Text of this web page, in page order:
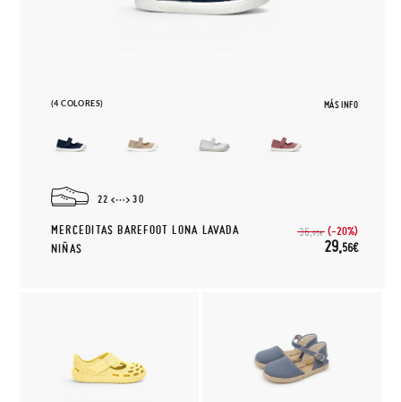
(4 COLORES) MÁS INFO
22 30
MERCEDITAS BAREFOOT LONA LAVADA
NIÑAS
36,95€ (-20%)
29,56€